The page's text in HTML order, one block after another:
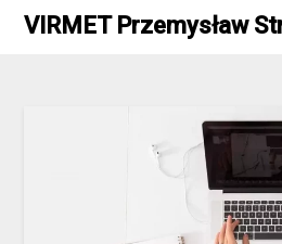
SkipVIRMET Przemysław